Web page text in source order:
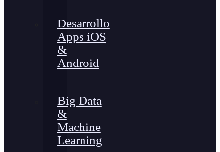
Desarrollo
Apps iOS
&
Android
Big Data
&
Machine
Learning